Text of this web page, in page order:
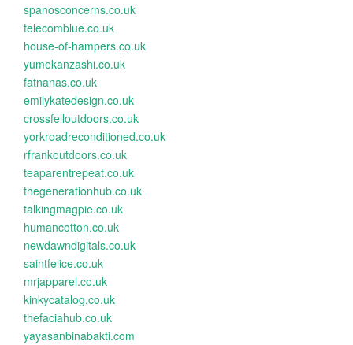
spanosconcerns.co.uk
telecomblue.co.uk
house-of-hampers.co.uk
yumekanzashi.co.uk
fatnanas.co.uk
emilykatedesign.co.uk
crossfelloutdoors.co.uk
yorkroadreconditioned.co.uk
rfrankoutdoors.co.uk
teaparentrepeat.co.uk
thegenerationhub.co.uk
talkingmagpie.co.uk
humancotton.co.uk
newdawndigitals.co.uk
saintfelice.co.uk
mrjapparel.co.uk
kinkycatalog.co.uk
thefaciahub.co.uk
yayasanbinabakti.com